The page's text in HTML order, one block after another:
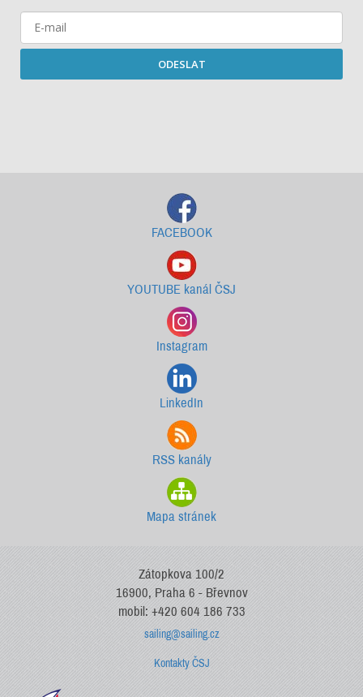
ODESLAT
FACEBOOK
YOUTUBE kanál ČSJ
Instagram
LinkedIn
RSS kanály
Mapa stránek
Zátopkova 100/2
16900, Praha 6 - Břevnov
mobil: +420 604 186 733
sailing@sailing.cz
Kontakty ČSJ